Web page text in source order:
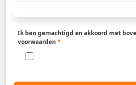
Ik ben gemachtigd en akkoord met
voorwaarden *